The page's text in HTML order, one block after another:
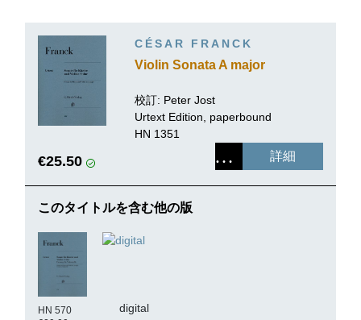
CÉSAR FRANCK
Violin Sonata A major
校訂: Peter Jost
Urtext Edition, paperbound
HN 1351
€25.50 詳細
このタイトルを含む他の版
HN 570
digital